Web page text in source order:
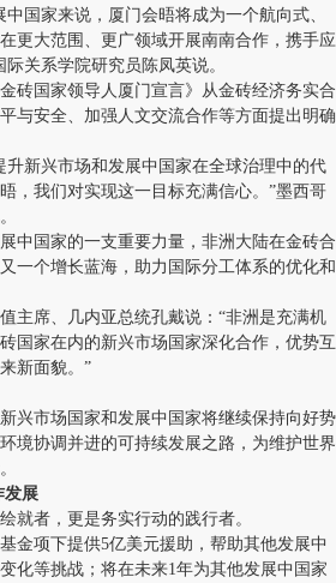
家来说，厦门会晤将成为一个航向式、
更大范围、更广领域开展南南合作，携手应
关系学院研究员陈凤英说。
国家领导人厦门宣言》从金砖经济务实合
与安全、加强人文交流合作等方面提出明确
新兴市场和发展中国家在全球治理中的代
，我们对实现这一目标充满信心。”墨西哥
国家的一支重要力量，非洲大陆在金砖合
一个增长蓝海，助力国际分工体系的优化和
席、几内亚总统孔戴说：“非洲是充满机
国家在内的新兴市场国家深化合作，优势互
新面貌。”
市场国家和发展中国家将继续保持向好势
境协调并进的可持续发展之路，为维护世界
展
者，更是务实行动的践行者。
项下提供5亿美元援助，帮助其他发展中
化等挑战；将在未来1年为其他发展中国家